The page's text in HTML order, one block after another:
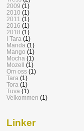
2009 (1)
2010 (1)
2011 (1)
2016 (1)
2018 (1)
I Tara (1)
Manda (1)
Mango (1)
Mocha (1)
Mozell
(1)
Om oss (1)
Tara (1)
Tora (1)
Tuva (1)
Velkommen (1)
Linker